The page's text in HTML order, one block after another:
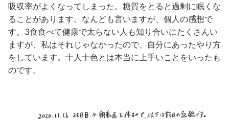
吸収率がよくなってしまった。糖質をとると過剰に眠くな
ることがあります。なんども言いますが、個人の感想で
す。3食食べて健康で太らない人も知り合いにたくさんい
ますが、私はそれじゃなかったので、自分にあったやり方
をしています。十人十色とは本当に上手いことをいったも
のです。